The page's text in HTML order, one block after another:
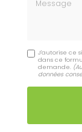
J'autorise ce
dans ce
demande.
données